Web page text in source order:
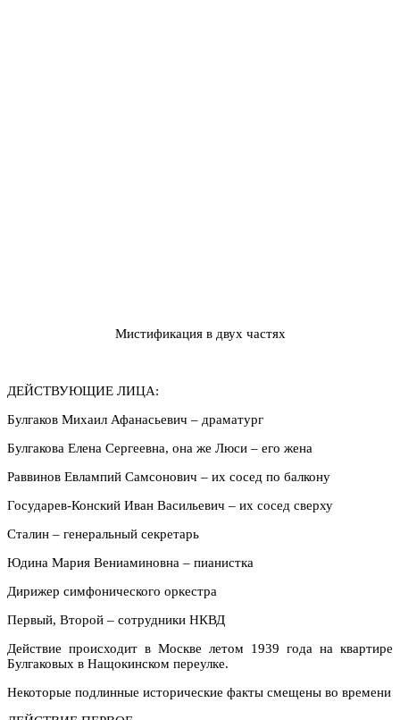
Мистификация в двух частях
ДЕЙСТВУЮЩИЕ ЛИЦА:
Булгаков Михаил Афанасьевич – драматург
Булгакова Елена Сергеевна, она же Люси – его жена
Раввинов Евлампий Самсонович – их сосед по балкону
Государев-Конский Иван Васильевич – их сосед сверху
Сталин – генеральный секретарь
Юдина Мария Вениаминовна – пианистка
Дирижер симфонического оркестра
Первый, Второй – сотрудники НКВД
Действие происходит в Москве летом 1939 года на квартире
Булгаковых в Нащокинском переулке.
Некоторые подлинные исторические факты смещены во времени